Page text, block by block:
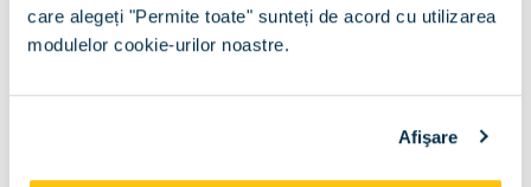
care alegeți "Permite toate" sunteți de acord cu utilizarea
modulelor cookie-urilor noastre.
Afişare
Decor : Alb